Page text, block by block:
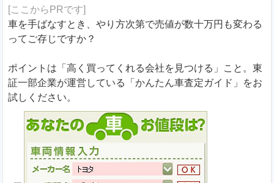
[ここからPRです]
車を手ばなすとき、やり方次第で売値が数十万円も変わる
ってご存じですか？
ポイントは「高く買ってくれる会社を見つける」こと。東
証一部企業が運営している「かんたん車査定ガイド」をお
試しください。